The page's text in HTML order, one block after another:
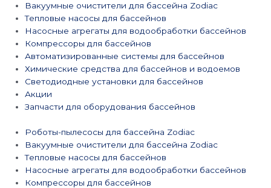
Вакуумные очистители для бассейна Zodiac
Тепловые насосы для бассейнов
Насосные агрегаты для водообработки бассейнов
Компрессоры для бассейнов
Автоматизированные системы для бассейнов
Химические средства для бассейнов и водоемов
Светодиодные установки для бассейнов
Акции
Запчасти для оборудования бассейнов
Роботы-пылесосы для бассейна Zodiac
Вакуумные очистители для бассейна Zodiac
Тепловые насосы для бассейнов
Насосные агрегаты для водообработки бассейнов
Компрессоры для бассейнов